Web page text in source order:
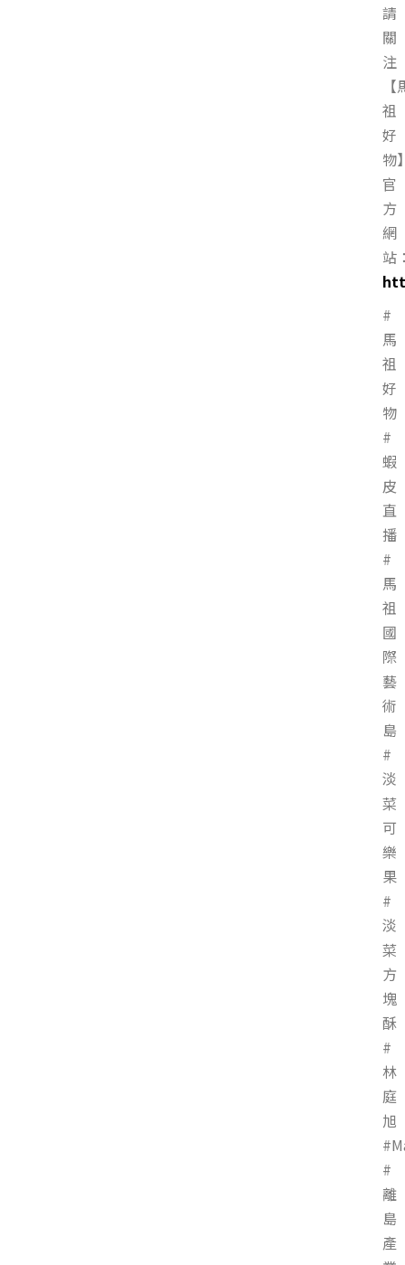
請
關
注
【
祖
好
物
官
方
網
站
#
馬
祖
好
物
#
蝦
皮
直
播
#
馬
祖
國
際
藝
術
島
#
淡
菜
可
樂
果
#
淡
菜
方
塊
酥
#
林
庭
旭
#
離
島
產